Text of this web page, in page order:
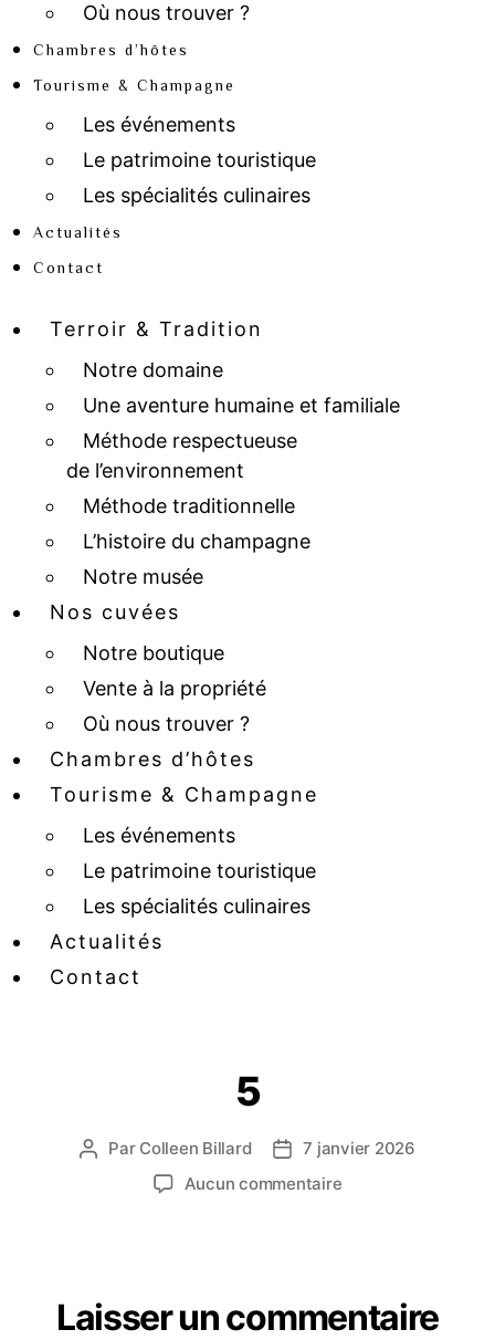
Où nous trouver ?
Chambres d’hôtes
Tourisme & Champagne
Les événements
Le patrimoine touristique
Les spécialités culinaires
Actualités
Contact
Terroir & Tradition
Notre domaine
Une aventure humaine et familiale
Méthode respectueuse
de l’environnement
Méthode traditionnelle
L’histoire du champagne
Notre musée
Nos cuvées
Notre boutique
Vente à la propriété
Où nous trouver ?
Chambres d’hôtes
Tourisme & Champagne
Les événements
Le patrimoine touristique
Les spécialités culinaires
Actualités
Contact
5
Par Colleen Billard
7 janvier 2026
Aucun commentaire
Laisser un commentaire